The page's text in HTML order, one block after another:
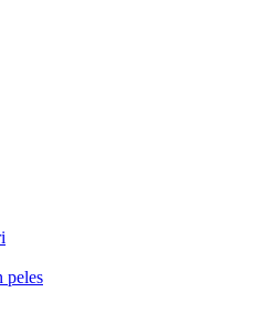
peles
datorredzes risinājumus,
manuālus procesus.